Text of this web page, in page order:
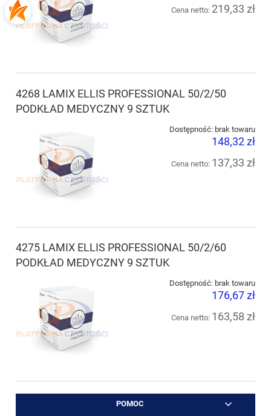
Cena netto: 219,33 zł
4268 LAMIX ELLIS PROFESSIONAL 50/2/50
PODKŁAD MEDYCZNY 9 SZTUK
Dostępność: brak towaru
148,32 zł
Cena netto: 137,33 zł
4275 LAMIX ELLIS PROFESSIONAL 50/2/60
PODKŁAD MEDYCZNY 9 SZTUK
Dostępność: brak towaru
176,67 zł
Cena netto: 163,58 zł
POMOC